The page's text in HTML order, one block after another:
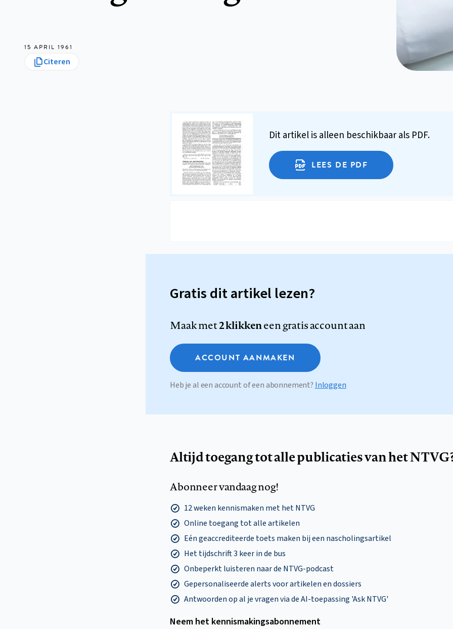
15 APRIL 1961
Citeren
Dit artikel is alleen beschikbaar als PDF.
LEES DE PDF
Gratis dit artikel lezen?
Maak met2 klikkeneen gratis account aan
ACCOUNT AANMAKEN
Heb je al een account of een abonnement? Inloggen
Altijd toegang tot alle publicaties van het
Abonneer vandaag nog!
12 weken kennismaken met het NTVG
Online toegang tot alle artikelen
Eén geaccrediteerde toets maken bij een nascholingsartikel
Het tijdschrift 3 keer in de bus
Onbeperkt luisteren naar de NTVG-podcast
Gepersonaliseerde alerts voor artikelen en dossiers
Antwoorden op al je vragen via de AI-toepassing 'Ask NTVG'
Neem het kennismakings­abonnement